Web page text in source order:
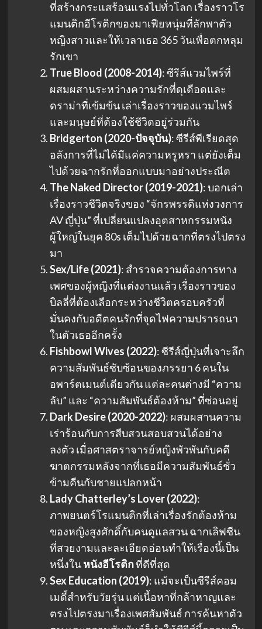
ที่สร้างกระแสร้อนแรงไปทั่วโลก เรื่องราวโร
แมนติกอีโรติกของมาเฟียหนุ่มที่ลักพาตัว
หญิงสาวและให้เวลาเธอ 365 วันเพื่อตกหลุม
รักเขา
True Blood (2008-2014): ซีรีส์แวมไพร์ที่
ผสมผสานระหว่างความรักที่ดุเดือดและ
ดราม่าที่เข้มข้น เล่าเรื่องราวของแวมไพร์
และมนุษย์ที่ต้องใช้ชีวิตอยู่ร่วมกัน
Bridgerton (2020-ปัจจุบัน): ซีรีส์พีเรียดสุด
อลังการที่ไม่ได้มีแค่ความหรูหรา แต่ยังเต็ม
ไปด้วยฉากรักที่ออกแบบมาอย่างประณีต
The Naked Director (2019-2021): บอกเล่า
เรื่องราวชีวิตจริงของ “จักรพรรดิแห่งวงการ
AV ญี่ปุ่น” ที่เปลี่ยนแปลงอุตสาหกรรมหนัง
ผู้ใหญ่ในยุค 80s เต็มไปด้วยฉากที่ตรงไปตรง
มา
Sex/Life (2021): สำรวจความต้องการทาง
เพศของผู้หญิงที่แต่งงานแล้ว เรื่องราวของ
บิลลี่ที่ต้องเลือกระหว่างชีวิตครอบครัวที่
มั่นคงกับอดีตคนรักที่จุดไฟความปรารถนา
ในตัวเธออีกครั้ง
Fishbowl Wives (2022): ซีรีส์ญี่ปุ่นที่เจาะลึก
ความสัมพันธ์ซับซ้อนของภรรยา 6 คนใน
อพาร์ตเมนต์เดียวกัน แต่ละคนต่างมี “ความ
ลับ” และ “ความสัมพันธ์ต้องห้าม” ที่ซ่อนอยู่
Dark Desire (2020-2022): ผสมผสานความ
เร่าร้อนกับการสืบสวนสอบสวนได้อย่าง
ลงตัว เมื่อศาสตราจารย์หญิงพัวพันกับคดี
ฆาตกรรมหลังจากที่เธอมีความสัมพันธ์ชั่ว
ข้ามคืนกับชายแปลกหน้า
Lady Chatterley’s Lover (2022):
ภาพยนตร์โรแมนติกที่เล่าเรื่องรักต้องห้าม
ของหญิงสูงศักดิ์กับคนดูแลสวน ฉากเลิฟซีน
ที่สวยงามและละเอียดอ่อนทำให้เรื่องนี้เป็น
หนึ่งในหนังอีโรติกที่ดีที่สุด
Sex Education (2019): แม้จะเป็นซีรีส์คอม
เมดี้สำหรับวัยรุ่น แต่เนื้อหาที่กล้าหาญและ
ตรงไปตรงมาเรื่องเพศสัมพันธ์ การค้นหาตัว